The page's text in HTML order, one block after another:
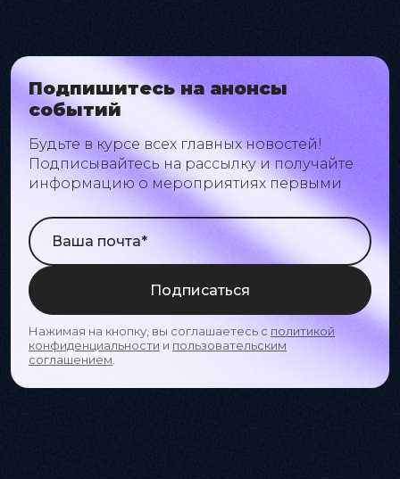
Подпишитесь на анонсы
событий
Будьте в курсе всех главных новостей!
Подписывайтесь на рассылку и получайте
информацию о мероприятиях первыми
Подписаться
Нажимая на кнопку, вы соглашаетесь с политикой
конфиденциальности и пользовательским
соглашением